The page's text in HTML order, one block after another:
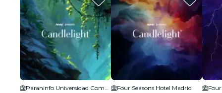
Four Seasons Hotel Madrid